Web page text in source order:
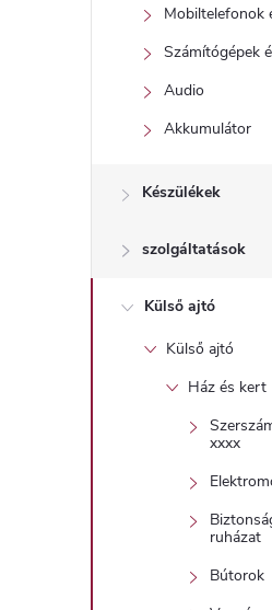
Mobiltelefonok
Számítógépek
Audio
Akkumulátor
Készülékek
szolgáltatások
Külső ajtó
Külső ajtó
Ház és kert
xxxx
ruházat
Bútorok